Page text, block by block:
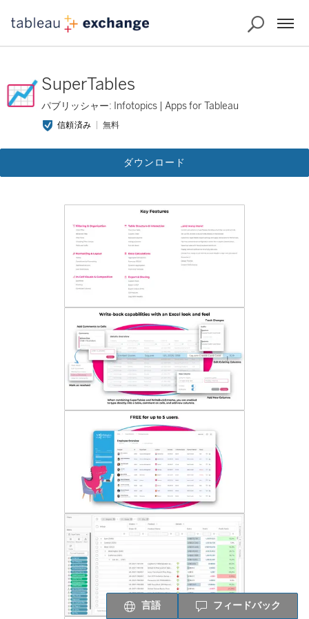
SuperTables
パブリッシャー: Infotopics | Apps for Tableau
信頼済み 無料
ダウンロード
言語 フィードバック